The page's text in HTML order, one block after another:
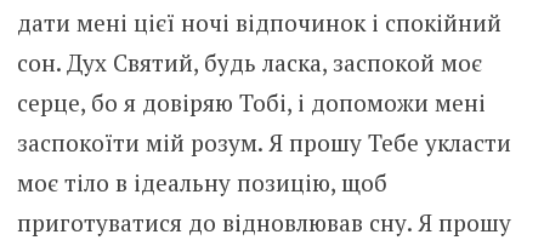
дати мені цієї ночі відпочинок і спокійний
сон. Дух Святий, будь ласка, заспокой моє
серце, бо я довіряю Тобі, і допоможи мені
заспокоїти мій розум. Я прошу Тебе укласти
моє тіло в ідеальну позицію, щоб
приготуватися до відновлював сну. Я прошу